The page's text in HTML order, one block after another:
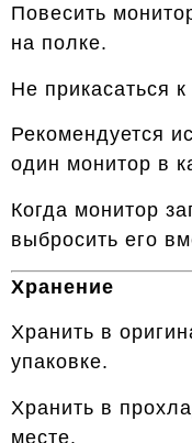
Повесить
на полке.
Не прикасаться
Рекомендуется
один монитор в
Когда монитор
выбросить его
Хранение
Хранить в
упаковке.
Хранить в
месте.